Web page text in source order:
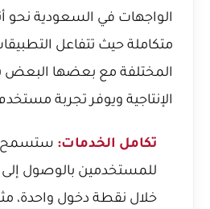
الواجهات في السعودية نحو
متكاملة حيث تتفاعل
المختلفة مع بعضها البعض
الإنتاجية ويوفر تجربة
تكامل الخدمات: ستسمح
للمستخدمين بالوصول
خلال نقطة دخول واحدة،